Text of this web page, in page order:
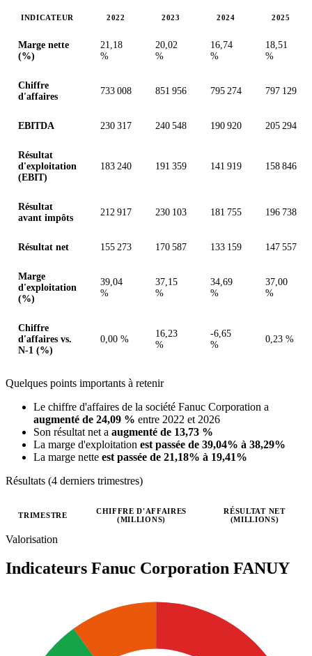
INDICATEUR 2022 2023 2024 2025
Marge nette
(%)
21,18
%
20,02
%
16,74
%
18,51
%
Chiffre
d'affaires
733 008 851 956 795 274 797 129
EBITDA 230 317 240 548 190 920 205 294
Résultat
d'exploitation
(EBIT)
183 240 191 359 141 919 158 846
Résultat
avant impôts
212 917 230 103 181 755 196 738
Résultat net 155 273 170 587 133 159 147 557
Marge
d'exploitation
(%)
39,04
%
37,15
%
34,69
%
37,00
%
Chiffre
d'affaires vs.
N-1 (%)
0,00 %
16,23
%
-6,65
%
0,23 %
Quelques points importants à retenir
Le chiffre d'affaires de la société Fanuc Corporation a
augmenté de 24,09 % entre 2022 et 2026
Son résultat net a augmenté de 13,73 %
La marge d'exploitation est passée de 39,04% à 38,29%
La marge nette est passée de 21,18% à 19,41%
Résultats (4 derniers trimestres)
Valeurs trimestrielles en millions (dollar des États-Unis)
TRIMESTRE
CHIFFRE D'AFFAIRES
(MILLIONS)
RÉSULTAT NET
(MILLIONS)
Valorisation
Indicateurs Fanuc Corporation FANUY